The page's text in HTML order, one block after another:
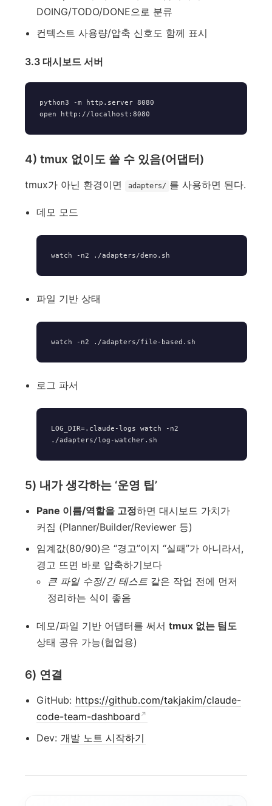
DOING/TODO/DONE으로 분류
컨텍스트 사용량/압축 신호도 함께 표시
3.3 대시보드 서버
python3 -m http.server 8080
4) tmux 없이도 쓸 수 있음(어댑터)
tmux가 아닌 환경이면 adapters/ 를 사용하면 된다.
데모 모드
파일 기반 상태
로그 파서
LOG_DIR=.claude-logs watch -n2
5) 내가 생각하는 ‘운영 팁’
Pane 이름/역할을 고정하면 대시보드 가치가
커짐 (Planner/Builder/Reviewer 등)
임계값(80/90)은 “경고”이지 “실패”가 아니라서,
경고 뜨면 바로 압축하기보다
큰 파일 수정/긴 테스트 같은 작업 전에 먼저
정리하는 식이 좋음
데모/파일 기반 어댑터를 써서 tmux 없는 팀도
상태 공유 가능(협업용)
6) 연결
GitHub: https://github.com/takjakim/claude-
code-team-dashboard
Dev: 개발 노트 시작하기